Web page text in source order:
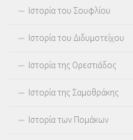
Ιστορία του Σουφλίου
Ιστορία του Διδυμοτείχου
Ιστορία της Ορεστιάδος
Ιστορία της Σαμοθράκης
Ιστορία των Πομάκων